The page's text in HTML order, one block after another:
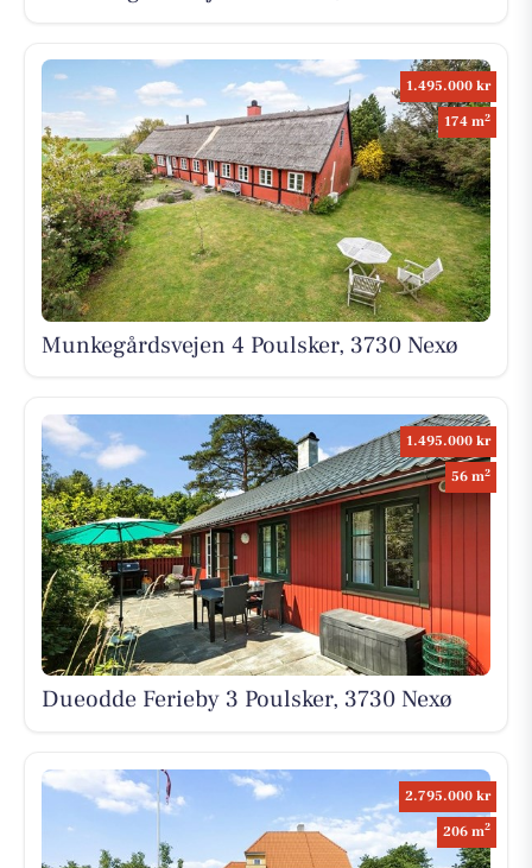
1.495.000 kr
174 m2
Munkegårdsvejen 4 Poulsker, 3730 Nexø
1.495.000 kr
56 m2
Dueodde Ferieby 3 Poulsker, 3730 Nexø
2.795.000 kr
206 m2